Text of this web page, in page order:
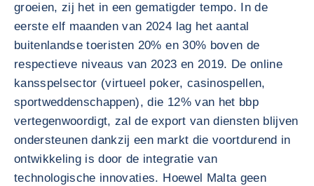
groeien, zij het in een gematigder tempo. In de
eerste elf maanden van 2024 lag het aantal
buitenlandse toeristen 20% en 30% boven de
respectieve niveaus van 2023 en 2019. De online
kansspelsector (virtueel poker, casinospellen,
sportweddenschappen), die 12% van het bbp
vertegenwoordigt, zal de export van diensten blijven
ondersteunen dankzij een markt die voortdurend in
ontwikkeling is door de integratie van
technologische innovaties. Hoewel Malta geen